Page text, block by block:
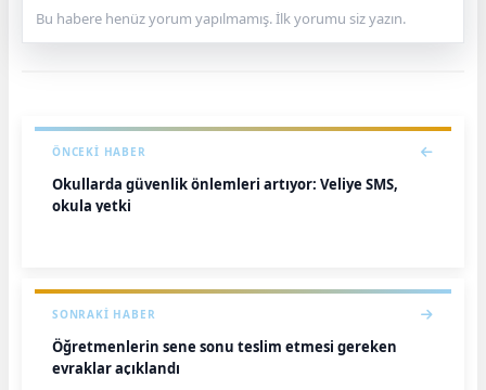
Bu habere henüz yorum yapılmamış. İlk yorumu siz yazın.
ÖNCEKI HABER
Okullarda güvenlik önlemleri artıyor: Veliye SMS,
okula yetki
SONRAKI HABER
Öğretmenlerin sene sonu teslim etmesi gereken
evraklar açıklandı